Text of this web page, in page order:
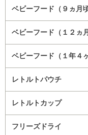
ベビーフード（９ヵ月
ベビーフード（１２ヵ
ベビーフード（１年４
レトルトパウチ
レトルトカップ
フリーズドライ